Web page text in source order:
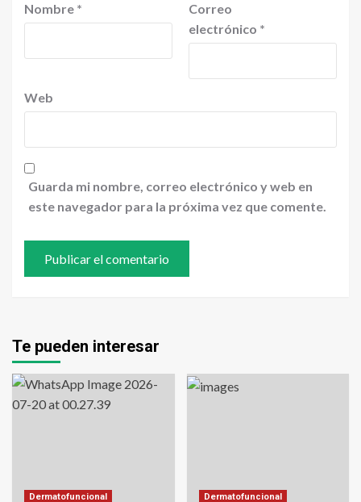
Nombre *
Correo
electrónico *
Web
Guarda mi nombre, correo electrónico y web en
este navegador para la próxima vez que comente.
Te pueden interesar
Dermatofuncional
Dermatofuncional